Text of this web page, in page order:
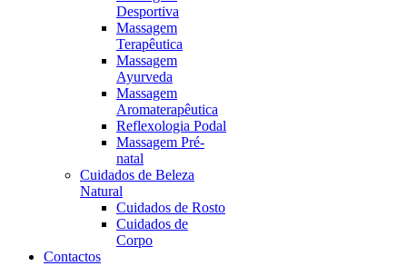
Desportiva
Massagem
Terapêutica
Massagem
Ayurveda
Massagem
Aromaterapêutica
Reflexologia Podal
Massagem Pré-
natal
Cuidados de Beleza
Natural
Cuidados de Rosto
Cuidados de
Corpo
Contactos